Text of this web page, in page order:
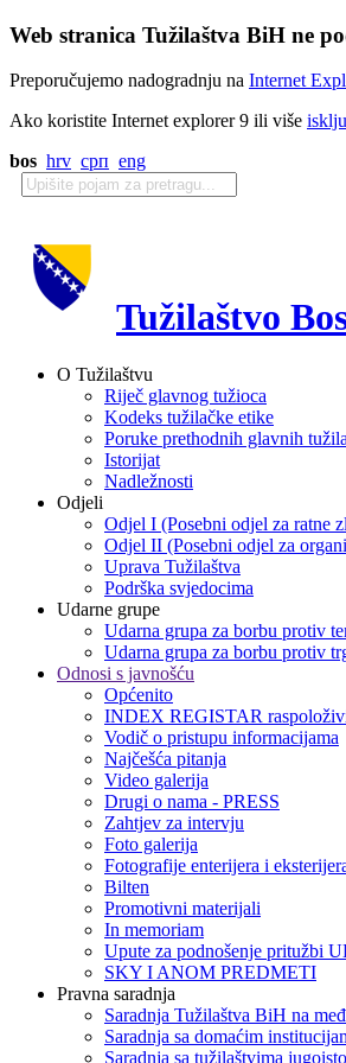
Web stranica Tužilaštva BiH ne
Preporučujemo nadogradnju na Internet
Ako koristite Internet explorer 9 ili više
bos hrv срп eng
Tužilaštvo
O Tužilaštvu
Riječ glavnog tužioca
Kodeks tužilačke etike
Poruke prethodnih glavnih
Istorijat
Nadležnosti
Odjeli
Odjel I (Posebni odjel za ratne
Odjel II (Posebni odjel za
Uprava Tužilaštva
Podrška svjedocima
Udarne grupe
Udarna grupa za borbu protiv
Udarna grupa za borbu protiv
Odnosi s javnošću
Općenito
INDEX REGISTAR
Vodič o pristupu informacijama
Najčešća pitanja
Video galerija
Drugi o nama - PRESS
Zahtjev za intervju
Foto galerija
Fotografije enterijera i
Bilten
Promotivni materijali
In memoriam
Upute za podnošenje pritužbi
SKY I ANOM PREDMETI
Pravna saradnja
Saradnja Tužilaštva BiH na
Saradnja sa domaćim
Saradnja sa tužilaštvima